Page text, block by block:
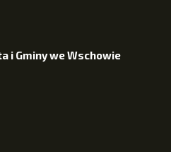
i Gminy we Wschowie